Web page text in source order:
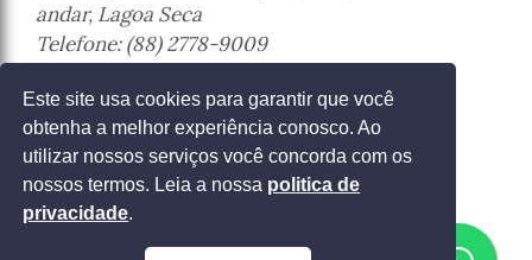
Este site usa cookies para garantir que você
obtenha a melhor experiência conosco. Ao
utilizar nossos serviços você concorda com os
nossos termos. Leia a nossa politica de
privacidade.
andar, Lagoa Seca
Telefone: (88) 2778-9009
Entrar em contato